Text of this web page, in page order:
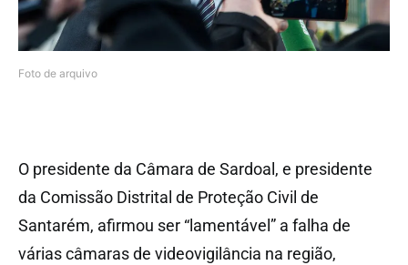
Foto de arquivo
O presidente da Câmara de Sardoal, e presidente
da Comissão Distrital de Proteção Civil de
Santarém, afirmou ser “lamentável” a falha de
várias câmaras de videovigilância na região,